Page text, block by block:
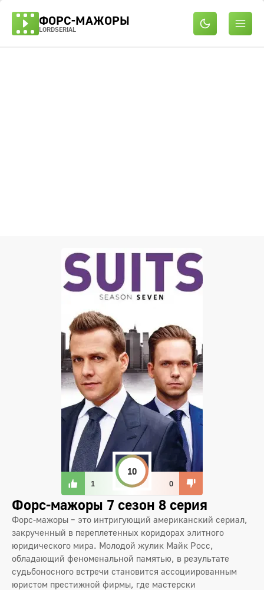
ФОРС-МАЖОРЫ
LORDSERIAL
1
10
0
Форс-мажоры 7 сезон 8 серия
Форс-мажоры – это интригующий американский сериал,
закрученный в переплетенных коридорах элитного
юридического мира. Молодой жулик Майк Росс,
обладающий феноменальной памятью, в результате
судьбоносного встречи становится ассоциированным
юристом престижной фирмы, где мастерски